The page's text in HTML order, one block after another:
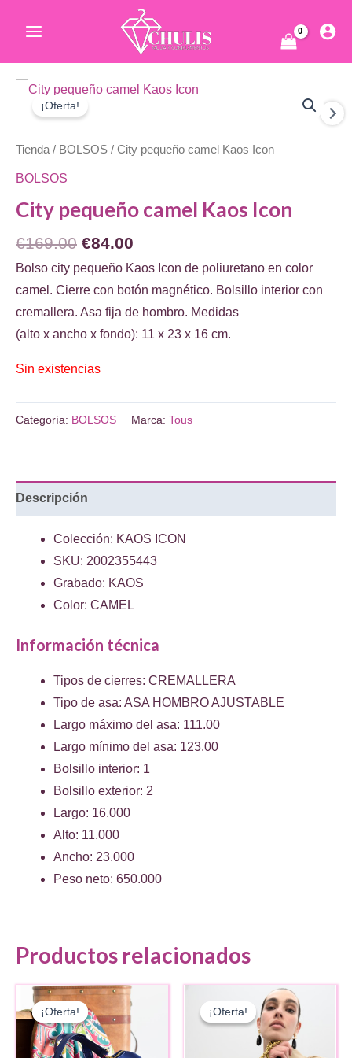
Menu
¡Oferta!
Tienda / BOLSOS / City pequeño camel Kaos Icon
BOLSOS
City pequeño camel Kaos Icon
€169.00 El
precio
original
era:
€169.00.
€84.00
precio
actual
es:
€84.00.
Bolso city pequeño Kaos Icon de poliuretano en color
camel. Cierre con botón magnético. Bolsillo interior con
cremallera. Asa fija de hombro. Medidas
(alto x ancho x fondo): 11 x 23 x 16 cm.
Sin existencias
Categoría: BOLSOS Marca: Tous
Descripción
Colección: KAOS ICON
SKU: 2002355443
Grabado: KAOS
Color: CAMEL
Información técnica
Tipos de cierres: CREMALLERA
Tipo de asa: ASA HOMBRO AJUSTABLE
Largo máximo del asa: 111.00
Largo mínimo del asa: 123.00
Bolsillo interior: 1
Bolsillo exterior: 2
Largo: 16.000
Alto: 11.000
Ancho: 23.000
Peso neto: 650.000
Productos relacionados
¡Oferta!
¡Oferta! ¡Oferta!
¡Oferta!